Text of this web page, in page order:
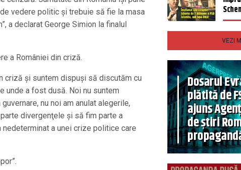
vedere politic şi trebuie să fie la masa
a declarat George Simion la finalul
a României din criză.
criză şi suntem dispuşi să discutăm cu
unde a fost dusă. Noi nu suntem
nu noi am anulat alegerile,
divergenţele şi să fim parte a
a unei crize politice care
VEZI
Dosarul
plătită de
ajuns
de știri